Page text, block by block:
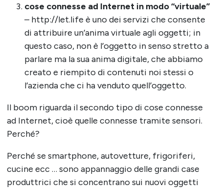
cose connesse ad Internet in modo “virtuale”
– http://let.life è uno dei servizi che consente
di attribuire un’anima virtuale agli oggetti; in
questo caso, non è l’oggetto in senso stretto a
parlare ma la sua anima digitale, che abbiamo
creato e riempito di contenuti noi stessi o
l’azienda che ci ha venduto quell’oggetto.
Il boom riguarda il secondo tipo di cose connesse
ad Internet, cioè quelle connesse tramite sensori.
Perché?
Perché se smartphone, autovetture, frigoriferi,
cucine ecc … sono appannaggio delle grandi case
produttrici che si concentrano sui nuovi oggetti